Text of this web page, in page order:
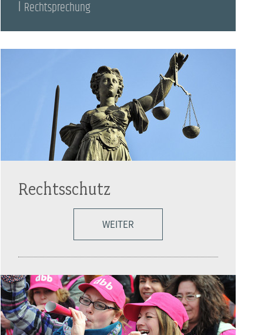
Rechtsprechung
Rechtsschutz
WEITER